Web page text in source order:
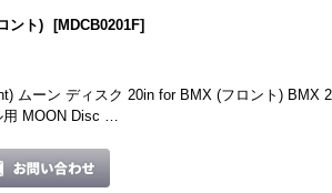
ント) [MDCB0201F]
ムーン ディスク 20in for BMX (フロント) BMX
用 MOON Disc …